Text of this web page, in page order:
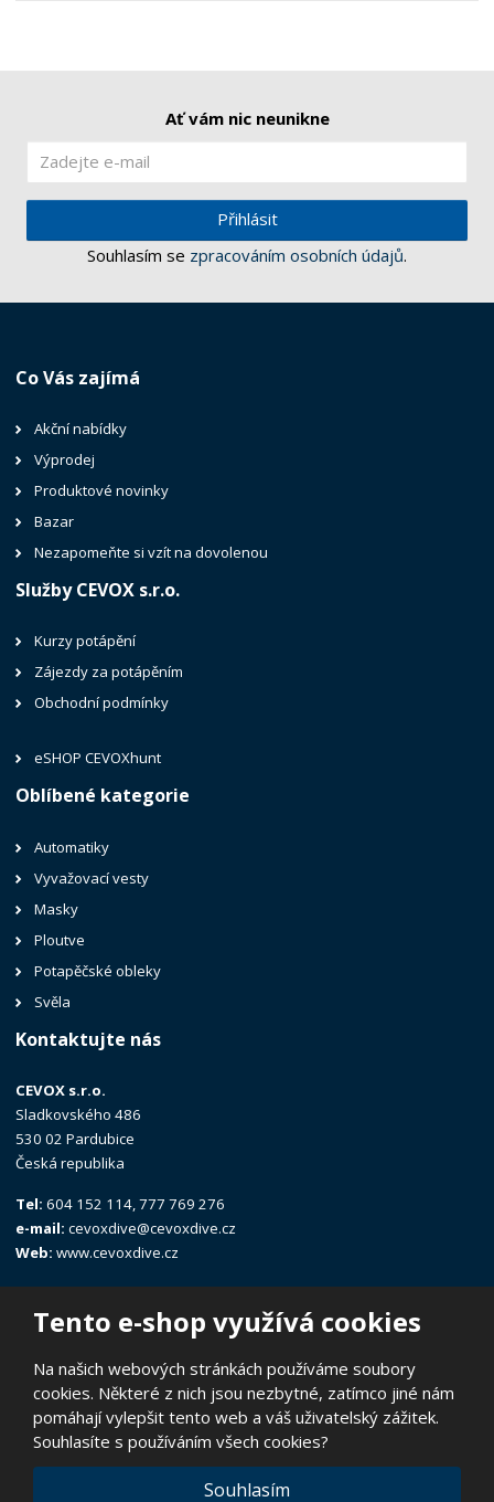
Tento e-shop využívá cookies
Na našich webových stránkách používáme soubory
cookies. Některé z nich jsou nezbytné, zatímco jiné nám
pomáhají vylepšit tento web a váš uživatelský zážitek.
Souhlasíte s používáním všech cookies?
Souhlasím
Ať vám nic neunikne
Přihlásit
Souhlasím se zpracováním osobních údajů.
Co Vás zajímá
Akční nabídky
Výprodej
Produktové novinky
Bazar
Nezapomeňte si vzít na dovolenou
Služby CEVOX s.r.o.
Kurzy potápění
Zájezdy za potápěním
Obchodní podmínky
eSHOP CEVOXhunt
Oblíbené kategorie
Automatiky
Vyvažovací vesty
Masky
Ploutve
Potapěčské obleky
Svěla
Kontaktujte nás
CEVOX s.r.o.
Sladkovského 486
530 02 Pardubice
Česká republika
Tel:604 152 114, 777 769 276
e-mail: cevoxdive@cevoxdive.cz
Web: www.cevoxdive.cz
© 2026, CEVOX s.r.o.
Prohlášení o přístupnosti|Ochrana osobních údajů | Mapa stránek